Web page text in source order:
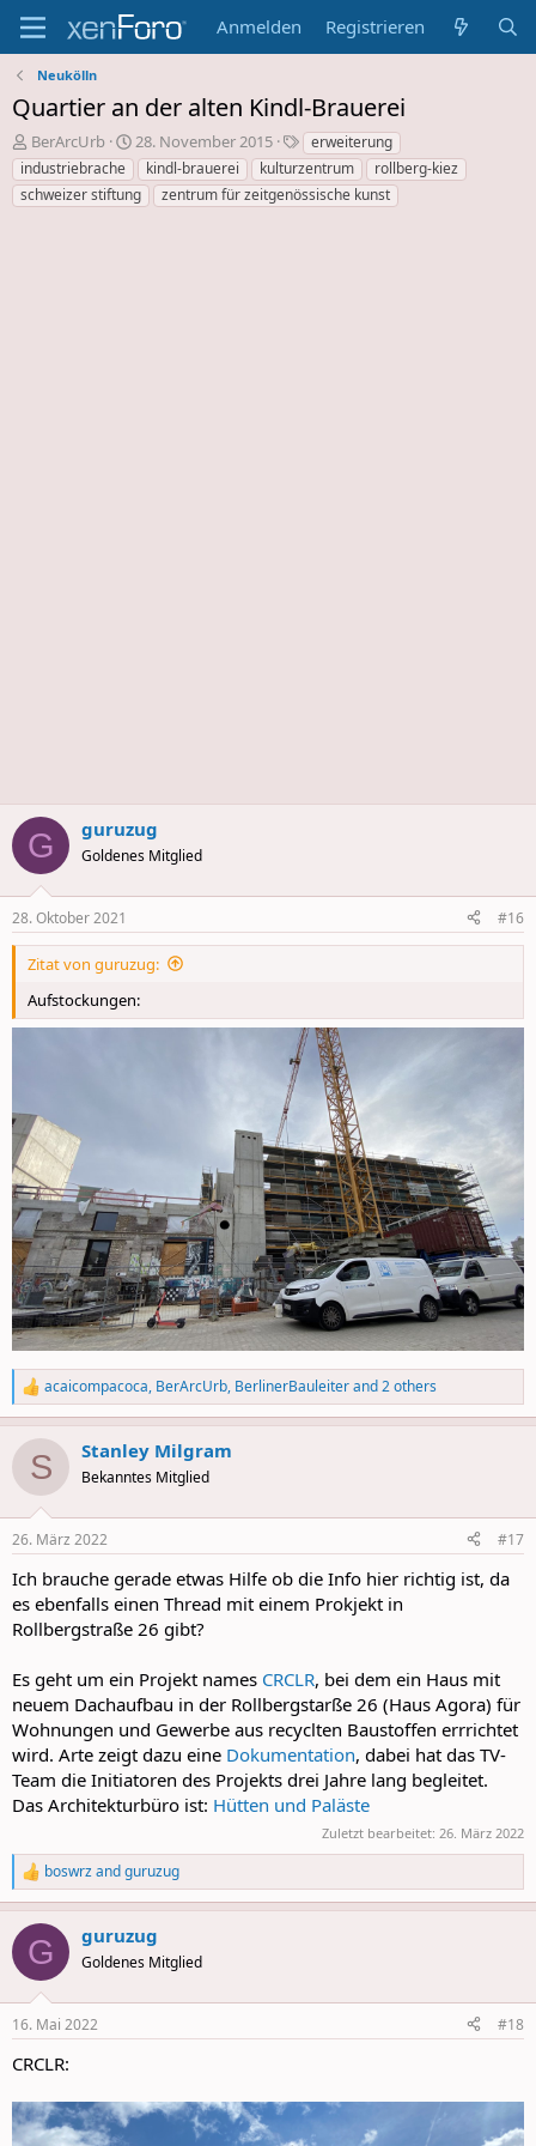
Anmelden Registrieren
Neukölln
Quartier an der alten Kindl-Brauerei
E
r
s
t
BerArcUrb
E
r
s
t
28. November 2015
S
c
h
l
erweiterung
industriebrache
kindl-brauerei kulturzentrum
rollberg-kiez
schweizer stiftung
zentrum für zeitgenössische kunst
G guruzug
Goldenes Mitglied
28. Oktober 2021 #16
Zitat von guruzug:
Aufstockungen:
R
e
a
c
i
s
acaicompacoca, BerArcUrb, BerlinerBauleiterand 2 others
S Stanley Milgram
Bekanntes Mitglied
26. März 2022 #17
Ich brauche gerade etwas Hilfe ob die Info hier richtig ist, da
es ebenfalls einen Thread mit einem Prokjekt in
Rollbergstraße 26 gibt?
Es geht um ein Projekt names CRCLR, bei dem ein Haus mit
neuem Dachaufbau in der Rollbergstarße 26 (Haus Agora) für
Wohnungen und Gewerbe aus recyclten Baustoffen errrichtet
wird. Arte zeigt dazu eine Dokumentation, dabei hat das TV-
Team die Initiatoren des Projekts drei Jahre lang begleitet.
Das Architekturbüro ist: Hütten und Paläste
Zuletzt bearbeitet: 26. März 2022
R
e
a
c
i
s
boswrzandguruzug
G guruzug
Goldenes Mitglied
16. Mai 2022 #18
CRCLR: